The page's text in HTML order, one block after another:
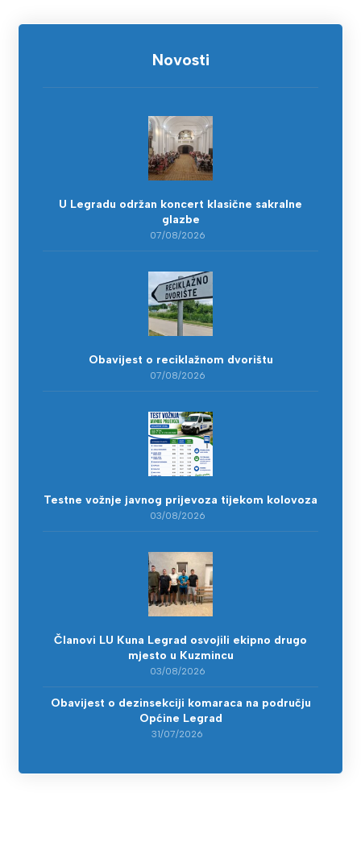
Novosti
U Legradu održan koncert klasične sakralne
glazbe
07/08/2026
Obavijest o reciklažnom dvorištu
07/08/2026
Testne vožnje javnog prijevoza tijekom kolovoza
03/08/2026
Članovi LU Kuna Legrad osvojili ekipno drugo
mjesto u Kuzmincu
03/08/2026
Obavijest o dezinsekciji komaraca na području
Općine Legrad
31/07/2026